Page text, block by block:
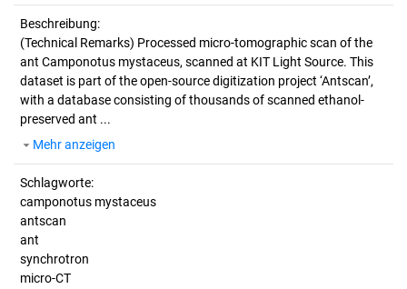
Beschreibung:
(Technical Remarks) Processed micro-tomographic scan of the
ant Camponotus mystaceus, scanned at KIT Light Source. This
dataset is part of the open-source digitization project ‘Antscan’,
with a database consisting of thousands of scanned ethanol-
preserved ant ...
Mehr anzeigen
Schlagworte:
camponotus mystaceus
antscan
ant
synchrotron
micro-CT